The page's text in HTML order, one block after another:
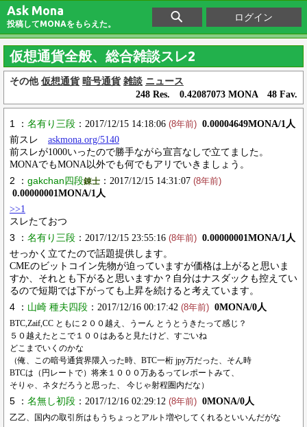
Ask Mona
投稿してMONAをもらえた。
ログイン
仮想通貨全般、総合雑談スレ2
その他 仮想通貨 暗号通貨 雑談 ニュース
248 Res. 0.42087073 MONA 48 Fav.
1 ： 名有り三段 ：2017/12/15 14:18:06 (8年前) 0.00004649MONA/1人
前スレ askmona.org/5140
前スレが1000いったので勝手ながら宣言なしで立てました。
MONAでもMONA以外でも何でもアリでいきましょう。
2 ： gakchan四段錬士 ：2017/12/15 14:31:07 (8年前)
0.00000001MONA/1人
>>1
スレたておつ
3 ： 名有り三段 ：2017/12/15 23:55:16 (8年前) 0.00000001MONA/1人
せっかく立てたので話題提供します。
CMEのビットコイン先物が迫っていますが価格は上がると思いま
すか、それとも下がると思いますか？自分はナスダックも控えてい
るので短期では下がっても上昇を続けると考えています。
4 ： 山崎 種夫四段 ：2017/12/16 00:17:42 (8年前) 0MONA/0人
BTC,Zaif,CC ともに２００越え、うーん とうとうきたって感じ？
５０越えたとこで１００はあると見たけど、すごいね
どこまでいくのかな
（俺、この暗号通貨界隈入った時、BTC一桁 jpy万だった、そん時
BTCは（円レートで）将来１０００万あるってレポートみて、
そりゃ、ネタだろうと思った、 今じゃ射程圏内だな）
5 ： 名無し初段 ：2017/12/16 02:29:12 (8年前) 0MONA/0人
乙乙、国内の取引所はもうちょっとアルト増やしてくれるといいんだがな